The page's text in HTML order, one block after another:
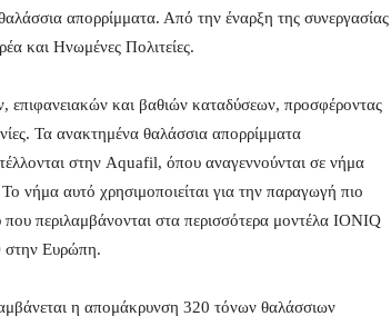
απορρίμματα. Από την έναρξη της συνεργασίας
και Ηνωμένες Πολιτείες.
επιφανειακών και βαθιών καταδύσεων, προσφέροντας
Τα ανακτημένα θαλάσσια απορρίμματα
στην Aquafil, όπου αναγεννούνται σε νήμα
νήμα αυτό χρησιμοποιείται για την παραγωγή πιο
περιλαμβάνονται στα περισσότερα μοντέλα IONIQ
Ευρώπη.
η απομάκρυνση 320 τόνων θαλάσσιων